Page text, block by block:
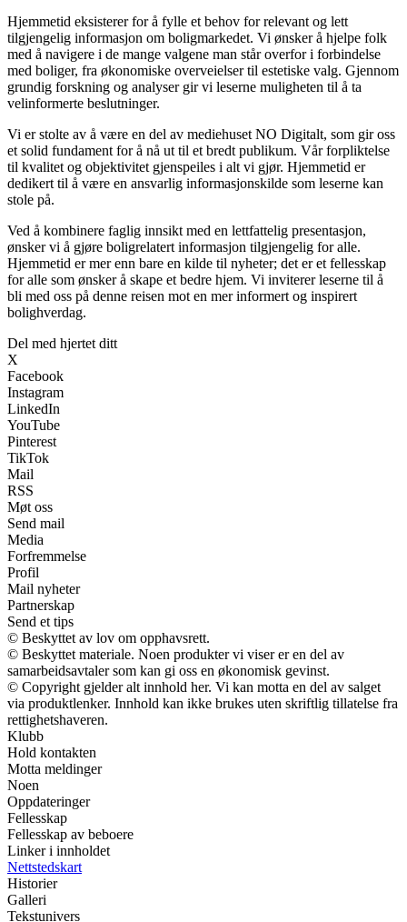
Hjemmetid eksisterer for å fylle et behov for relevant og lett
tilgjengelig informasjon om boligmarkedet. Vi ønsker å hjelpe folk
med å navigere i de mange valgene man står overfor i forbindelse
med boliger, fra økonomiske overveielser til estetiske valg. Gjennom
grundig forskning og analyser gir vi leserne muligheten til å ta
velinformerte beslutninger.
Vi er stolte av å være en del av mediehuset NO Digitalt, som gir oss
et solid fundament for å nå ut til et bredt publikum. Vår forpliktelse
til kvalitet og objektivitet gjenspeiles i alt vi gjør. Hjemmetid er
dedikert til å være en ansvarlig informasjonskilde som leserne kan
stole på.
Ved å kombinere faglig innsikt med en lettfattelig presentasjon,
ønsker vi å gjøre boligrelatert informasjon tilgjengelig for alle.
Hjemmetid er mer enn bare en kilde til nyheter; det er et fellesskap
for alle som ønsker å skape et bedre hjem. Vi inviterer leserne til å
bli med oss på denne reisen mot en mer informert og inspirert
bolighverdag.
Del med hjertet ditt
X
Facebook
Instagram
LinkedIn
YouTube
Pinterest
TikTok
Mail
RSS
Møt oss
Send mail
Media
Forfremmelse
Profil
Mail nyheter
Partnerskap
Send et tips
© Beskyttet av lov om opphavsrett.
© Beskyttet materiale. Noen produkter vi viser er en del av
samarbeidsavtaler som kan gi oss en økonomisk gevinst.
© Copyright gjelder alt innhold her. Vi kan motta en del av salget
via produktlenker. Innhold kan ikke brukes uten skriftlig tillatelse fra
rettighetshaveren.
Klubb
Hold kontakten
Motta meldinger
Noen
Oppdateringer
Fellesskap
Fellesskap av beboere
Linker i innholdet
Nettstedskart
Historier
Galleri
Tekstunivers